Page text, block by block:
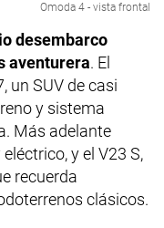
Omoda 4 - vista frontal
desembarco
aventurera. El
un SUV de casi
y sistema
Más adelante
y el V23 S,
recuerda
clásicos.